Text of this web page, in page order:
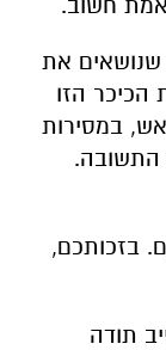
את
הזו
במסירות
התשובה.
בזכותכם,
תודה